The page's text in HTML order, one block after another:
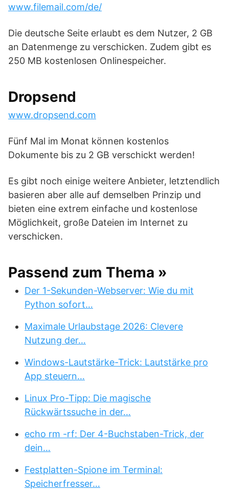
www.filemail.com/de/
Die deutsche Seite erlaubt es dem Nutzer, 2 GB
an Datenmenge zu verschicken. Zudem gibt es
250 MB kostenlosen Onlinespeicher.
Dropsend
www.dropsend.com
Fünf Mal im Monat können kostenlos
Dokumente bis zu 2 GB verschickt werden!
Es gibt noch einige weitere Anbieter, letztendlich
basieren aber alle auf demselben Prinzip und
bieten eine extrem einfache und kostenlose
Möglichkeit, große Dateien im Internet zu
verschicken.
Passend zum Thema »
Der 1-Sekunden-Webserver: Wie du mit
Python sofort…
Maximale Urlaubstage 2026: Clevere
Nutzung der…
Windows-Lautstärke-Trick: Lautstärke pro
App steuern…
Linux Pro-Tipp: Die magische
Rückwärtssuche in der…
echo rm -rf: Der 4-Buchstaben-Trick, der
dein…
Festplatten-Spione im Terminal:
Speicherfresser…